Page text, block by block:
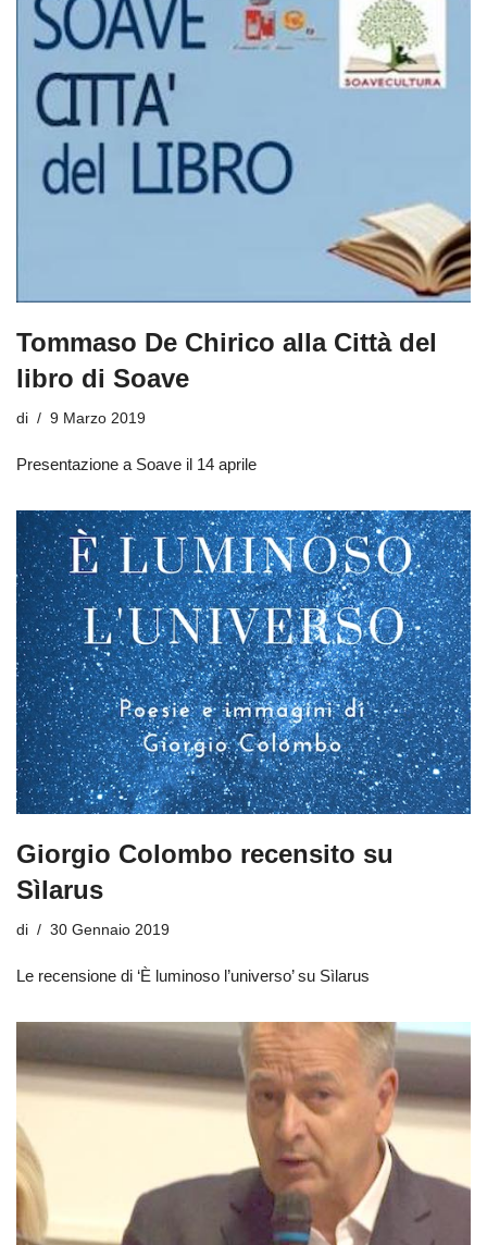
Tommaso De Chirico alla Città del
libro di Soave
di 9 Marzo 2019
Presentazione a Soave il 14 aprile
Giorgio Colombo recensito su
Sìlarus
di 30 Gennaio 2019
Le recensione di ‘È luminoso l’universo’ su Sìlarus